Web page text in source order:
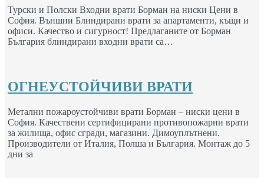
Турски и Полски Входни врати Борман на ниски Цени в
София. Външни Блиндирани врати за апартаменти, къщи и
офиси. Качество и сигурност! Предлаганите от Борман
България блиндирани входни врати са…
ОГНЕУСТОЙЧИВИ ВРАТИ
Метални пожароустойчиви врати Борман – ниски цени в
София. Качествени сертифицирани противопожарни врати
за жилища, офис сгради, магазини. Димоуплътнени.
Производители от Италия, Полша и България. Монтаж до 5
дни за